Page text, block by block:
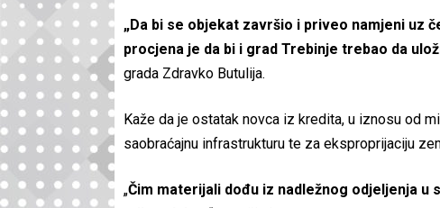
„Da bi se objekat završio i priveo namjeni uz
procjena je da bi i grad Trebinje trebao da
grada Zdravko Butulija.
Kaže da je ostatak novca iz kredita, u iznosu od
saobraćajnu infrastrukturu te za eksproprijaciju
„Čim materijali dođu iz nadležnog odjeljenja u